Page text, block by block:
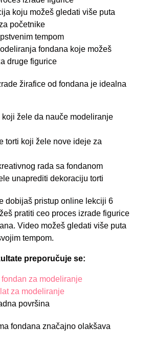
koju možeš gledati više puta
početnike
tempom
fondana koje možeš
druge figurice
žirafice od fondana je idealna
koji žele da nauče modeliranje
torti koji žele nove ideje za
rada sa fondanom
unaprediti dekoraciju torti
dobijaš pristup online lekciji 6
pratiti ceo proces izrade figurice
Video možeš gledati više puta
tempom.
preporučuje se:
fondan za modeliranje
za modeliranje
površina
fondana značajno olakšava